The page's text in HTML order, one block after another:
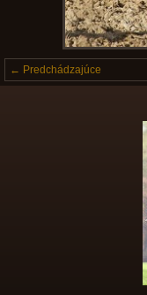
← Predchádzajúce